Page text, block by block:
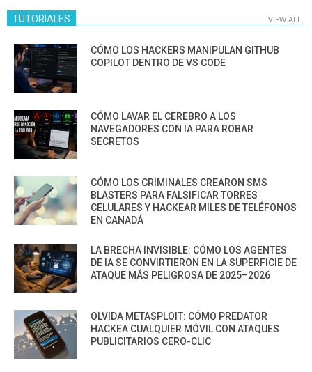
TUTORIALES VIEW ALL
CÓMO LOS HACKERS MANIPULAN GITHUB
COPILOT DENTRO DE VS CODE
CÓMO LAVAR EL CEREBRO A LOS
NAVEGADORES CON IA PARA ROBAR
SECRETOS
CÓMO LOS CRIMINALES CREARON SMS
BLASTERS PARA FALSIFICAR TORRES
CELULARES Y HACKEAR MILES DE TELÉFONOS
EN CANADÁ
LA BRECHA INVISIBLE: CÓMO LOS AGENTES
DE IA SE CONVIRTIERON EN LA SUPERFICIE DE
ATAQUE MÁS PELIGROSA DE 2025–2026
OLVIDA METASPLOIT: CÓMO PREDATOR
HACKEA CUALQUIER MÓVIL CON ATAQUES
PUBLICITARIOS CERO-CLIC